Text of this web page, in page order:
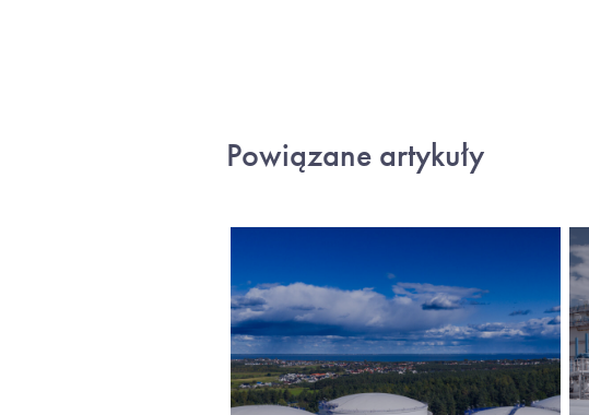
Powiązane artykuły